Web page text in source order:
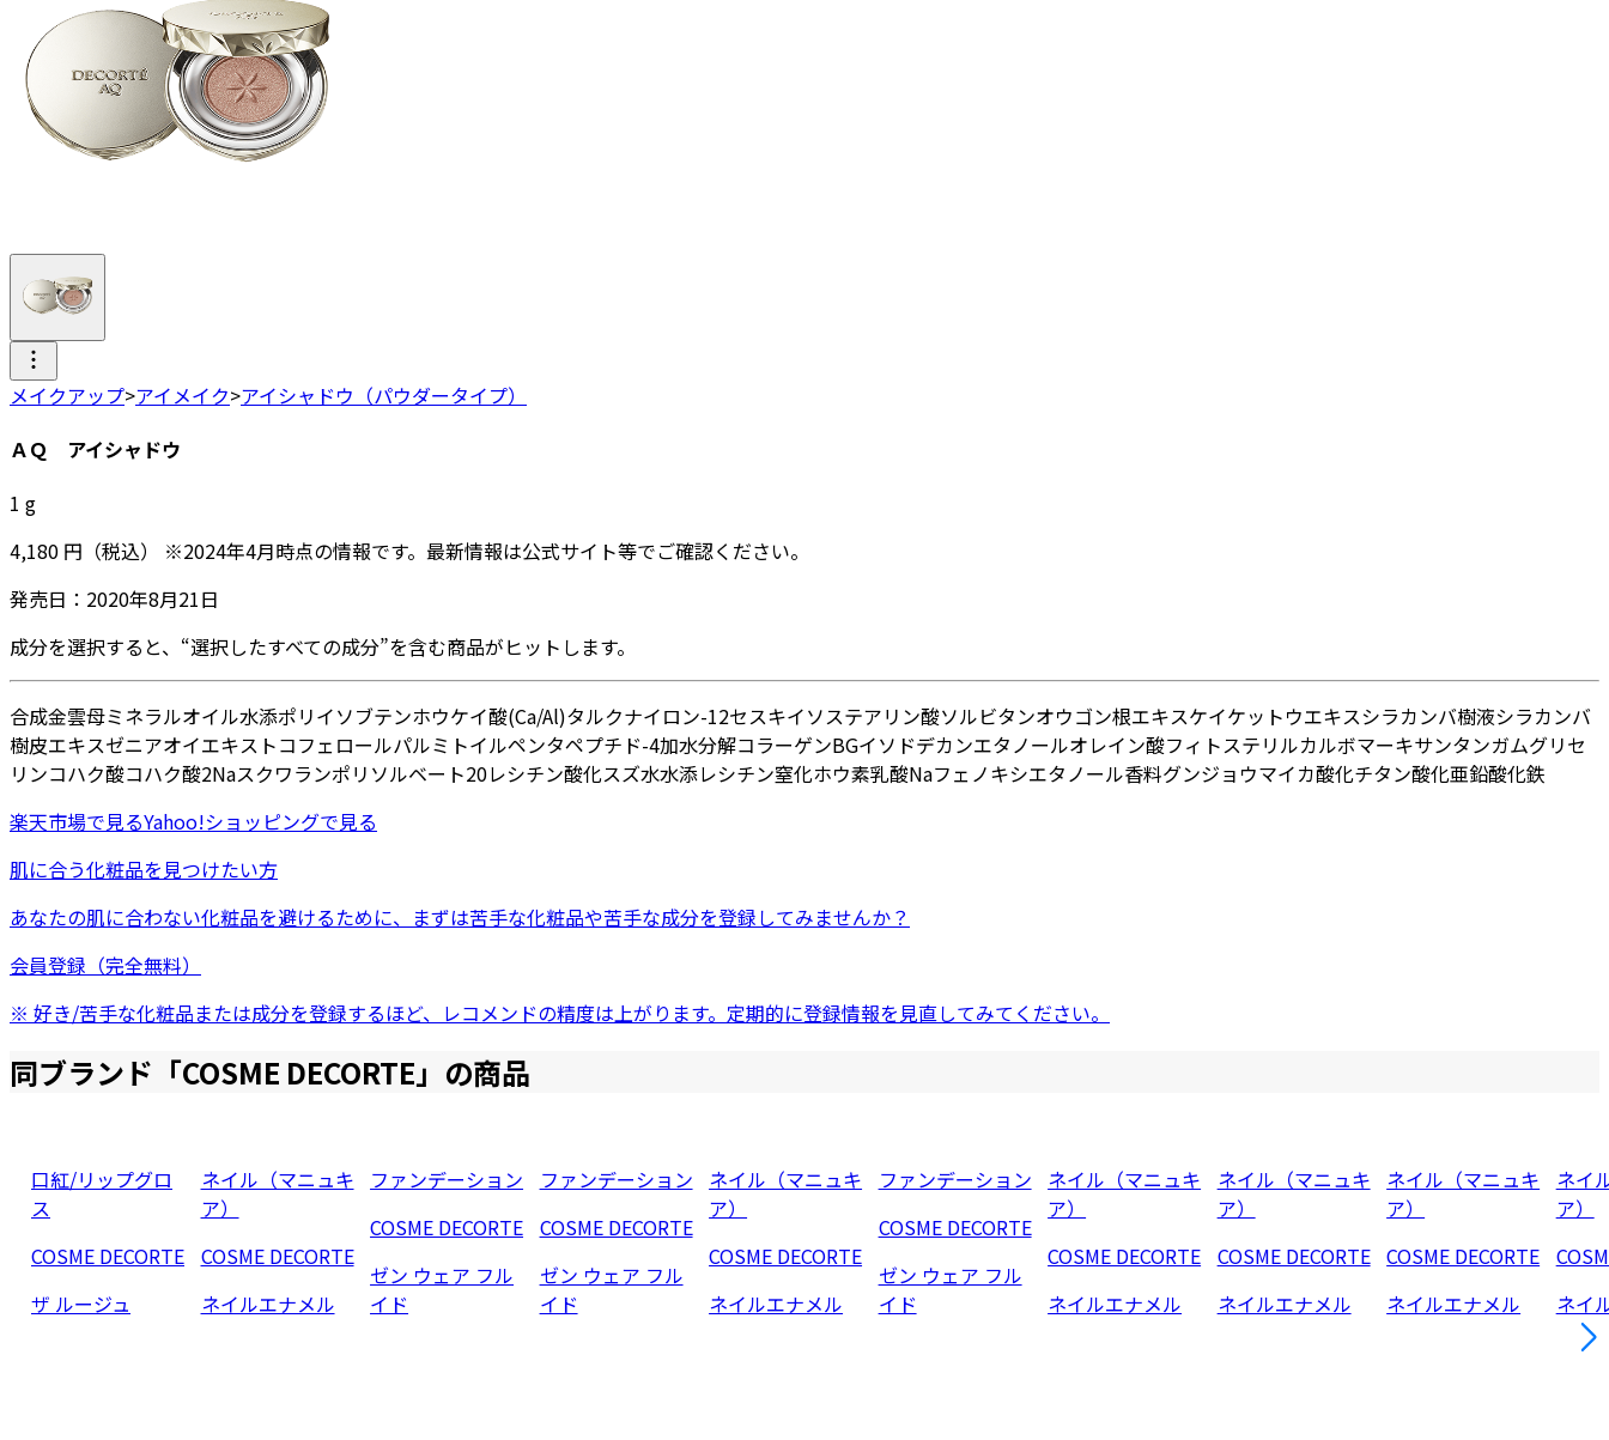
メイクアップ>アイメイク>アイシャドウ（パウダータイプ）
ＡＱ アイシャドウ
1 g
4,180 円 （税込） ※2024年4月時点の情報です。最新情報は公式サイト等でご確認ください。
発売日： 2020年8月21日
成分を選択すると、“選択したすべての成分”を含む商品がヒットします。
合成金雲母ミネラルオイル水添ポリイソブテンホウケイ酸(Ca/Al)タルクナイロン-12セスキイソステアリン酸ソルビタンオウゴン根エキスケイケットウエキスシラカンバ樹液シラカンバ
樹皮エキスゼニアオイエキス トコフェロールパルミトイルペンタペプチド-4加水分解コラーゲンBGイソドデカンエタノールオレイン酸フィトステリルカルボマーキサンタンガムグリセ
リンコハク酸コハク酸2Naスクワランポリソルベート20レシチン酸化スズ水水添レシチン窒化ホウ素乳酸Naフェノキシエタノール香料グンジョウマイカ酸化チタン酸化亜鉛酸化鉄
楽天市場で見るYahoo!ショッピングで見る
肌に合う化粧品を見つけたい方
あなたの肌に合わない化粧品を避けるために、まずは苦手な化粧品や苦手な成分を登録してみませんか？
会員登録（完全無料）
※ 好き/苦手な化粧品または成分を登録するほど、レコメンドの精度は上がります。定期的に登録情報を見直してみてください。
同ブランド「COSME DECORTE」の商品
口紅/リップグロ
ス
COSME DECORTE
ザ ルージュ
ネイル（マニュキ
ア）
COSME DECORTE
ネイルエナメル
ファンデーション
COSME DECORTE
ゼン ウェア フル
イド
ファンデーション
COSME DECORTE
ゼン ウェア フル
イド
ネイル（マニュキ
ア）
COSME DECORTE
ネイルエナメル
ファンデーション
COSME DECORTE
ゼン ウェア フル
イド
ネイル（マニュキ
ア）
COSME DECORTE
ネイルエナメル
ネイル（マニュキ
ア）
COSME DECORTE
ネイルエナメル
ネイル（マニュキ
ア）
COSME DECORTE
ネイルエナメル
ネイ
ア）
ネイ